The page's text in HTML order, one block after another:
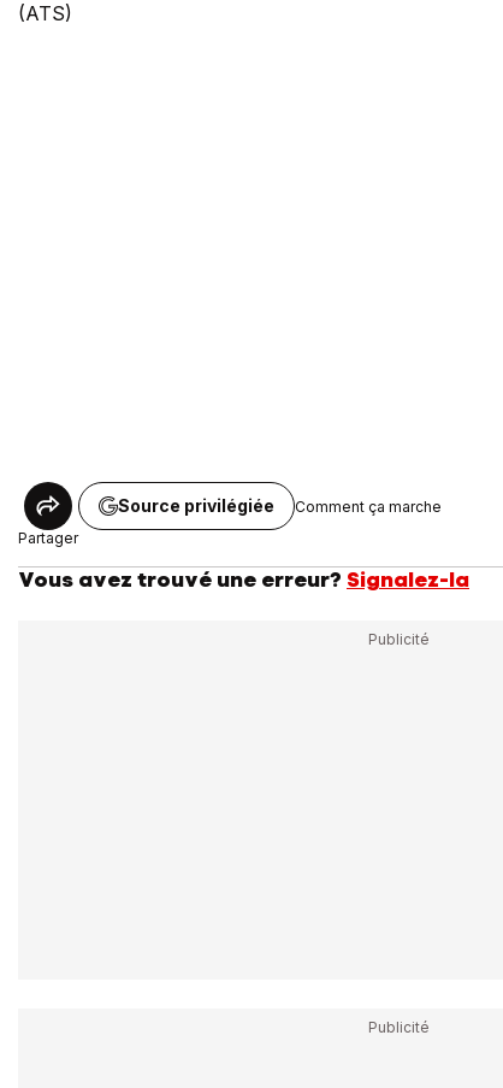
(ATS)
Partager
Source privilégiée Comment ça marche
Vous avez trouvé une erreur? Signalez-la